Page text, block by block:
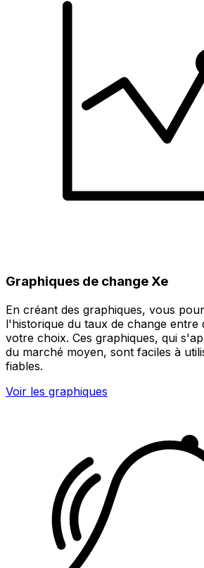
Graphiques de change Xe
En créant des graphiques, vous
l'historique du taux de change entre
votre choix. Ces graphiques, qui
du marché moyen, sont faciles à
fiables.
Voir les graphiques